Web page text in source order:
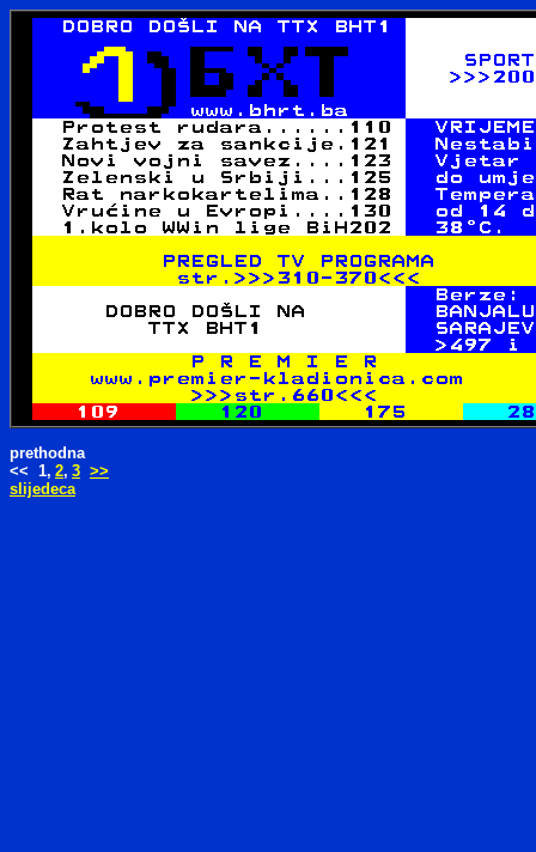
prethodna
<< 1, 2, 3 >>
slijedeca